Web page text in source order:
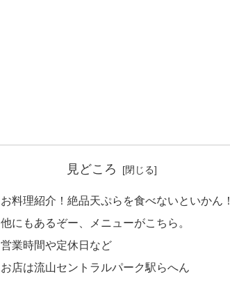
見どころ
お料理紹介！絶品天ぷらを食べないといかん！
他にもあるぞー、メニューがこちら。
営業時間や定休日など
お店は流山セントラルパーク駅らへん